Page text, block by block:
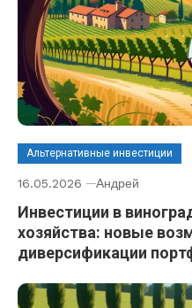
Альтернативные инвестиции
16.05.2026 Андрей
Инвестиции в
хозяйства: новые
диверсификации